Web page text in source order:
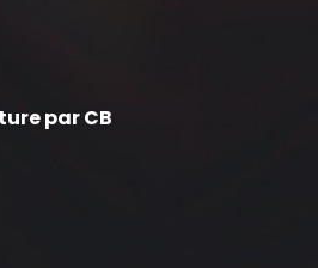
par CB